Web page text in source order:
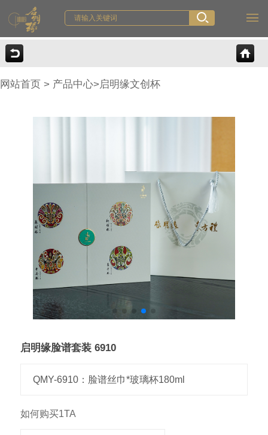
网站首页 > 产品中心>启明缘文创杯
启明缘脸谱套装 6910
QMY-6910：脸谱丝巾*玻璃杯180ml
如何购买1TA